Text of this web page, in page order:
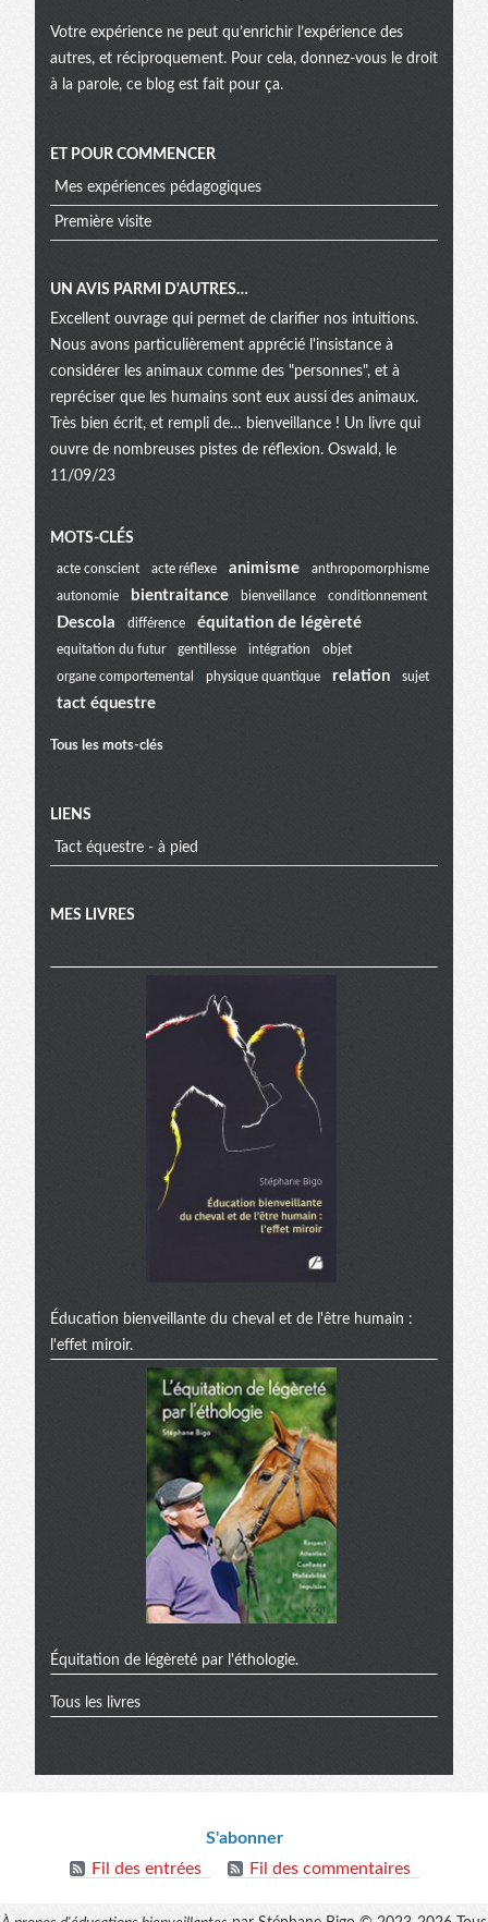
Votre expérience ne peut qu’enrichir l’expérience des
autres, et réciproquement. Pour cela, donnez-vous le droit
à la parole, ce blog est fait pour ça.
ET POUR COMMENCER
Mes expériences pédagogiques
Première visite
UN AVIS PARMI D'AUTRES…
Excellent ouvrage qui permet de clarifier nos intuitions.
Nous avons particulièrement apprécié l'insistance à
considérer les animaux comme des "personnes", et à
repréciser que les humains sont eux aussi des animaux.
Très bien écrit, et rempli de… bienveillance ! Un livre qui
ouvre de nombreuses pistes de réflexion. Oswald, le
11/09/23
Menu
extra
MOTS-CLÉS
acte conscient acte réflexe animisme anthropomorphisme
autonomie bientraitance bienveillance conditionnement
Descola différence équitation de légèreté
equitation du futur gentillesse intégration objet
organe comportemental physique quantique relation sujet
tact équestre
Tous les mots-clés
LIENS
Tact équestre - à pied
MES LIVRES
Éducation bienveillante du cheval et de l'être humain :
l'effet miroir.
Équitation de légèreté par l'éthologie.
Tous les livres
Informations
S'abonner
Fil des entrées
Fil des commentaires